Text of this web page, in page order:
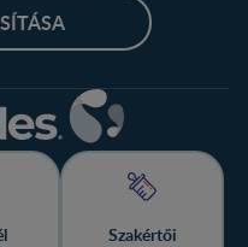
Szakértői